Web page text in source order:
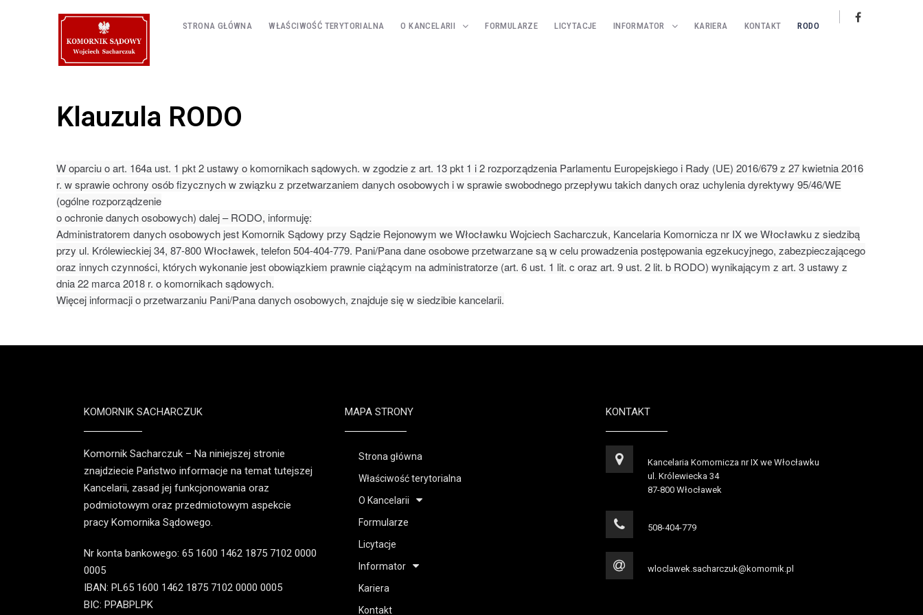
STRONA GŁÓWNA WŁAŚCIWOŚĆ TERYTORIALNA O KANCELARII FORMULARZE LICYTACJE INFORMATOR KARIERA KONTAKT RODO
Klauzula RODO
W oparciu o art. 164a ust. 1 pkt 2 ustawy o komornikach sądowych. w zgodzie z art. 13 pkt 1 i 2 rozporządzenia Parlamentu Europejskiego i Rady (UE) 2016/679 z 27 kwietnia 2016
r. w sprawie ochrony osób fizycznych w związku z przetwarzaniem danych osobowych i w sprawie swobodnego przepływu takich danych oraz uchylenia dyrektywy 95/46/WE
(ogólne rozporządzenie
o ochronie danych osobowych) dalej – RODO, informuję:
Administratorem danych osobowych jest Komornik Sądowy przy Sądzie Rejonowym we Włocławku Wojciech Sacharczuk, Kancelaria Komornicza nr IX we Włocławku z siedzibą
przy ul. Królewieckiej 34, 87-800 Włocławek, telefon 504-404-779. Pani/Pana dane osobowe przetwarzane są w celu prowadzenia postępowania egzekucyjnego, zabezpieczającego
oraz innych czynności, których wykonanie jest obowiązkiem prawnie ciążącym na administratorze (art. 6 ust. 1 lit. c oraz art. 9 ust. 2 lit. b RODO) wynikającym z art. 3 ustawy z
dnia 22 marca 2018 r. o komornikach sądowych.
Więcej informacji o przetwarzaniu Pani/Pana danych osobowych, znajduje się w siedzibie kancelarii.
KOMORNIK SACHARCZUK
Komornik Sacharczuk – Na niniejszej stronie
znajdziecie Państwo informacje na temat tutejszej
Kancelarii, zasad jej funkcjonowania oraz
podmiotowym oraz przedmiotowym aspekcie
pracy Komornika Sądowego.
Nr konta bankowego: 65 1600 1462 1875 7102 0000
0005
IBAN: PL65 1600 1462 1875 7102 0000 0005
BIC: PPABPLPK
MAPA STRONY
Strona główna
Właściwość terytorialna
O Kancelarii
Formularze
Licytacje
Informator
Kariera
Kontakt
KONTAKT
Kancelaria Komornicza nr IX we Włocławku
ul. Królewiecka 34
87-800 Włocławek
508-404-779
wloclawek.sacharczuk@komornik.pl